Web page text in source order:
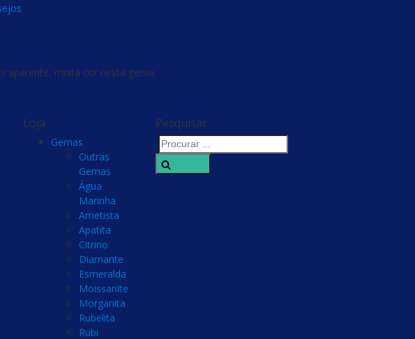
aparente, muita cor nesta gema.
Loja
Gemas
Outras
Gemas
Água
Marinha
Ametista
Apatita
Citrino
Diamante
Esmeralda
Moissanite
Morganita
Rubelita
Rubi
Pesquisar